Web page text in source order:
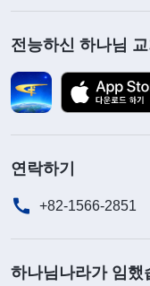
도 못하게 며칠 뒤
친정으로 찾아왔
민 센터나 경찰을
라 집으로 돌아갈
가든 저를 데리고
전능하신 하나님
연락하기
+82-1566-2851
하나님나라가 임했